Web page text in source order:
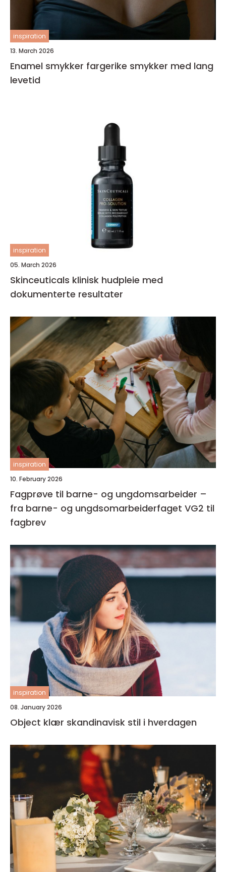
inspiration
13. March 2026
Enamel smykker fargerike smykker med lang
levetid
inspiration
05. March 2026
Skinceuticals klinisk hudpleie med
dokumenterte resultater
inspiration
10. February 2026
Fagprøve til barne- og ungdomsarbeider –
fra barne- og ungdsomarbeiderfaget VG2 til
fagbrev
inspiration
08. January 2026
Object klær skandinavisk stil i hverdagen